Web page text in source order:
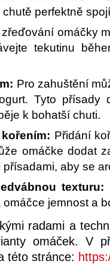
perfektně
zřeďování omáčky
tekutinu
Pro zahuštění
Tyto přísady
k bohatší chuti.
Přidání
omáčke dodat
aby se
texturu:
jemnost a
radami a
omáček. V
této stránce: